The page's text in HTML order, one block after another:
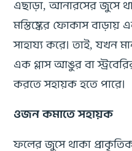
এছাড়া, আনারসের জুসে
মস্তিষ্কের ফোকাস বাড়ায়
সাহায্য করে। তাই, যখন
এক গ্লাস আঙুর বা
করতে সহায়ক হতে পারে।
ওজন কমাতে সহায়ক
ফলের জুসে থাকা